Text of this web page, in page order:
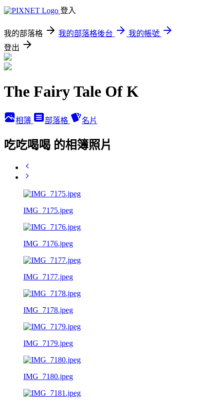
登入
我的部落格 我的部落格後台
我的帳號
登出
The Fairy Tale Of K
相簿 部落格 名片
吃吃喝喝 的相簿照片
IMG_7175.jpeg
IMG_7176.jpeg
IMG_7177.jpeg
IMG_7178.jpeg
IMG_7179.jpeg
IMG_7180.jpeg